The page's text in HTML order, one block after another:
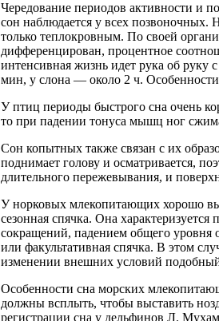
Чередование периодов активности и
сон наблюдается у всех позвоночных.
только теплокровным. По своей
дифференцирован, процентное
интенсивная жизнь идет рука об
мин, у слона — около 2 ч.
У птиц периоды быстрого сна очень
то при падении тонуса мышц ног
Сон копытных также связан с их
поднимает голову и осматривается,
длительного пережевывания, и
У норковых млекопитающих хорошо
сезонная спячка. Она
сокращений, падением общего уровня
или факультативная спячка. В этом
изменении внешних условий
Особенности сна морских
должны всплыть, чтобы выставить
регистрации сна у дельфинов Л.